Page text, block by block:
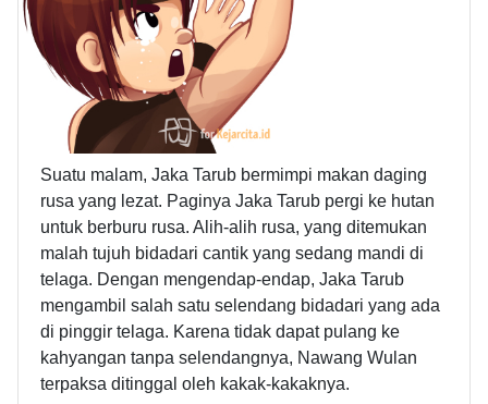
Suatu malam, Jaka Tarub bermimpi makan daging
rusa yang lezat. Paginya Jaka Tarub pergi ke hutan
untuk berburu rusa. Alih-alih rusa, yang ditemukan
malah tujuh bidadari cantik yang sedang mandi di
telaga. Dengan mengendap-endap, Jaka Tarub
mengambil salah satu selendang bidadari yang ada
di pinggir telaga. Karena tidak dapat pulang ke
kahyangan tanpa selendangnya, Nawang Wulan
terpaksa ditinggal oleh kakak-kakaknya.